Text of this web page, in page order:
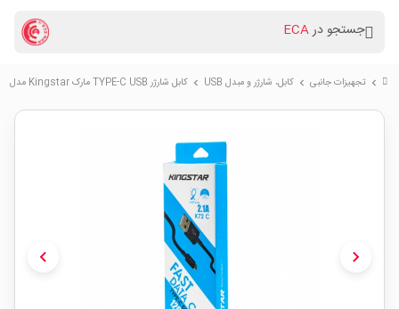
جستجو درECA
chevron_right تجهیزات جانبی chevron_right کابل، شارژر و مبدل USB chevron_right کابل شارژر TYPE-C USB مارک Kingstar مدل K72C
chevron_left chevron_right